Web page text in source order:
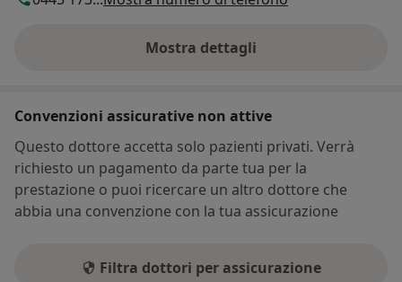
Mostra dettagli
sull'indirizzo
Convenzioni assicurative non attive
Questo dottore accetta solo pazienti privati. Verrà
richiesto un pagamento da parte tua per la
prestazione o puoi ricercare un altro dottore che
abbia una convenzione con la tua assicurazione
Filtra dottori per assicurazione